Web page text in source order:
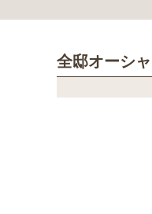
全邸オーシ